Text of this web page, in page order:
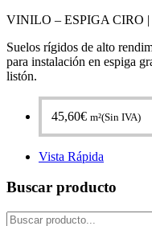
VINILO – ESPIGA CIRO |
Suelos rígidos de alto
para instalación en espiga
listón.
45,60€ m²(Sin IVA)
Vista Rápida
Buscar producto